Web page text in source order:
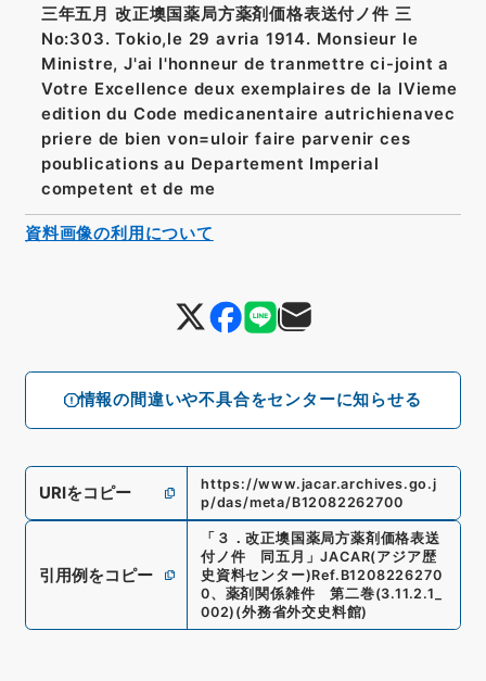
情報の間違いや不具合をセンターに知らせる
三年五月 改正墺国薬局方薬剤価格表送付ノ件 三
No:303. Tokio,le 29 avria 1914. Monsieur le
Ministre, J'ai l'honneur de tranmettre ci-joint a
Votre Excellence deux exemplaires de la IVieme
edition du Code medicanentaire autrichienavec
priere de bien von=uloir faire parvenir ces
poublications au Departement Imperial
competent et de me
URIをコピー
https://www.jacar.archives.go.j
p/das/meta/B12082262700
引用例をコピー
「 ３．改正墺国薬局方薬剤価格表送
付ノ件 同五月 」JACAR(アジア歴
史資料センター)Ref. B1208226270
0、 薬剤関係雑件 第二巻(3.11.2.1_
002) (外務省外交史料館)
資料画像の利用について